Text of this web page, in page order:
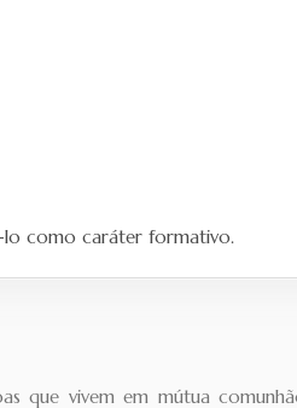
lo como caráter formativo.
que vivem em mútua